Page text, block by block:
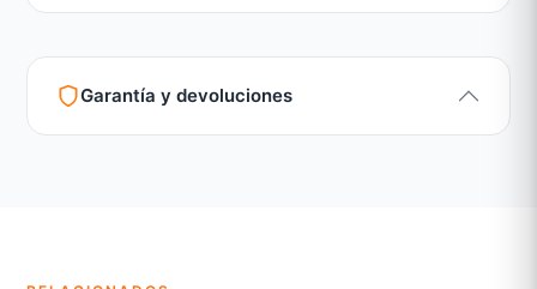
Garantía y devoluciones